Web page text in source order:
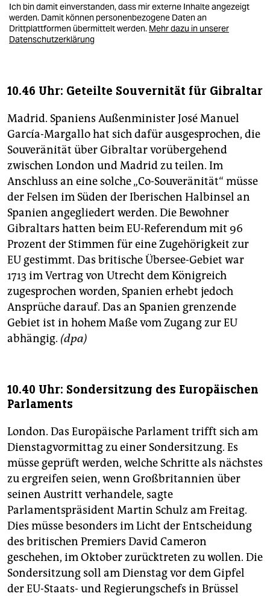
Ich bin damit einverstanden, dass mir externe Inhalte angezeigt
werden. Damit können personenbezogene Daten an
Drittplattformen übermittelt werden. Mehr dazu in unserer
Datenschutzerklärung
10.46 Uhr: Geteilte Souvernität für Gibraltar
Madrid. Spaniens Außenminister José Manuel
García-Margallo hat sich dafür ausgesprochen, die
Souveränität über Gibraltar vorübergehend
zwischen London und Madrid zu teilen. Im
Anschluss an eine solche „Co-Souveränität“ müsse
der Felsen im Süden der Iberischen Halbinsel an
Spanien angegliedert werden. Die Bewohner
Gibraltars hatten beim EU-Referendum mit 96
Prozent der Stimmen für eine Zugehörigkeit zur
EU gestimmt. Das britische Übersee-Gebiet war
1713 im Vertrag von Utrecht dem Königreich
zugesprochen worden, Spanien erhebt jedoch
Ansprüche darauf. Das an Spanien grenzende
Gebiet ist in hohem Maße vom Zugang zur EU
abhängig. (dpa)
10.40 Uhr: Sondersitzung des Europäischen
Parlaments
London. Das Europäische Parlament trifft sich am
Dienstagvormittag zu einer Sondersitzung. Es
müsse geprüft werden, welche Schritte als nächstes
zu ergreifen seien, wenn Großbritannien über
seinen Austritt verhandele, sagte
Parlamentspräsident Martin Schulz am Freitag.
Dies müsse besonders im Licht der Entscheidung
des britischen Premiers David Cameron
geschehen, im Oktober zurücktreten zu wollen. Die
Sondersitzung soll am Dienstag vor dem Gipfel
der EU-Staats- und Regierungschefs in Brüssel